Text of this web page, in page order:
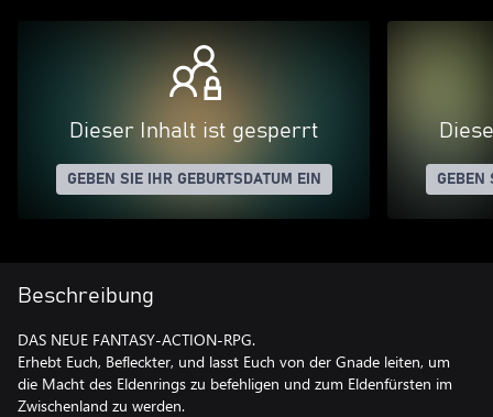
Dieser Inhalt ist gesperrt
GEBEN SIE IHR GEBURTSDATUM EIN GEBEN
Beschreibung
DAS NEUE FANTASY-ACTION-RPG.
Erhebt Euch, Befleckter, und lasst Euch von der Gnade leiten, um
die Macht des Eldenrings zu befehligen und zum Eldenfürsten im
Zwischenland zu werden.